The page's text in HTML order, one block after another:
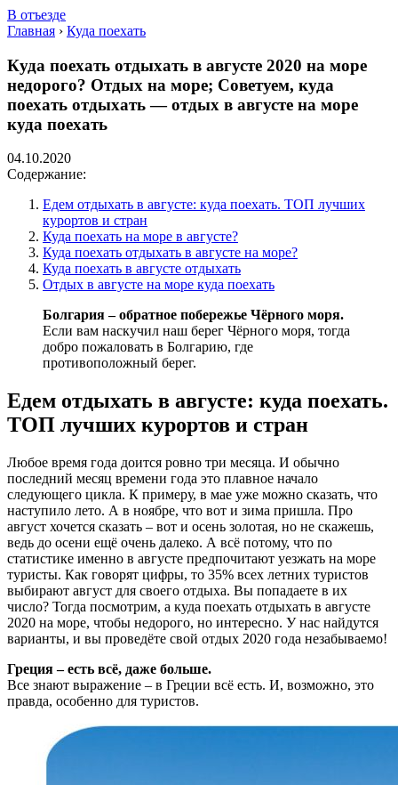
В отъезде
Главная › Куда поехать
Куда поехать отдыхать в августе 2020 на море
недорого? Отдых на море; Советуем, куда
поехать отдыхать — отдых в августе на море
куда поехать
04.10.2020
Содержание:
Едем отдыхать в августе: куда поехать. ТОП лучших
курортов и стран
Куда поехать на море в августе?
Куда поехать отдыхать в августе на море?
Куда поехать в августе отдыхать
Отдых в августе на море куда поехать
Болгария – обратное побережье Чёрного моря.
Если вам наскучил наш берег Чёрного моря, тогда
добро пожаловать в Болгарию, где
противоположный берег.
Едем отдыхать в августе: куда поехать.
ТОП лучших курортов и стран
Любое время года доится ровно три месяца. И обычно
последний месяц времени года это плавное начало
следующего цикла. К примеру, в мае уже можно сказать, что
наступило лето. А в ноябре, что вот и зима пришла. Про
август хочется сказать – вот и осень золотая, но не скажешь,
ведь до осени ещё очень далеко. А всё потому, что по
статистике именно в августе предпочитают уезжать на море
туристы. Как говорят цифры, то 35% всех летних туристов
выбирают август для своего отдыха. Вы попадаете в их
число? Тогда посмотрим, а куда поехать отдыхать в августе
2020 на море, чтобы недорого, но интересно. У нас найдутся
варианты, и вы проведёте свой отдых 2020 года незабываемо!
Греция – есть всё, даже больше.
Все знают выражение – в Греции всё есть. И, возможно, это
правда, особенно для туристов.